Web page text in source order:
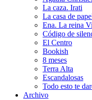
La caza. Irati
La casa de
Ena. La reina
Código de
El Centro
Bookish
8 meses
Terra Alta
Escandalosas
Todo esto te
Archivo